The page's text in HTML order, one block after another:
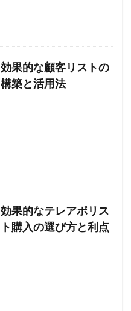
効果的な顧客リストの
構築と活用法
効果的なテレアポリス
ト購入の選び方と利点